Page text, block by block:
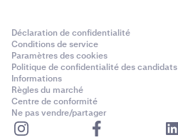
Déclaration de confidentialité
Conditions de service
Paramètres des cookies
Politique de confidentialité des candidats
Informations
Règles du marché
Centre de conformité
Ne pas vendre/partager